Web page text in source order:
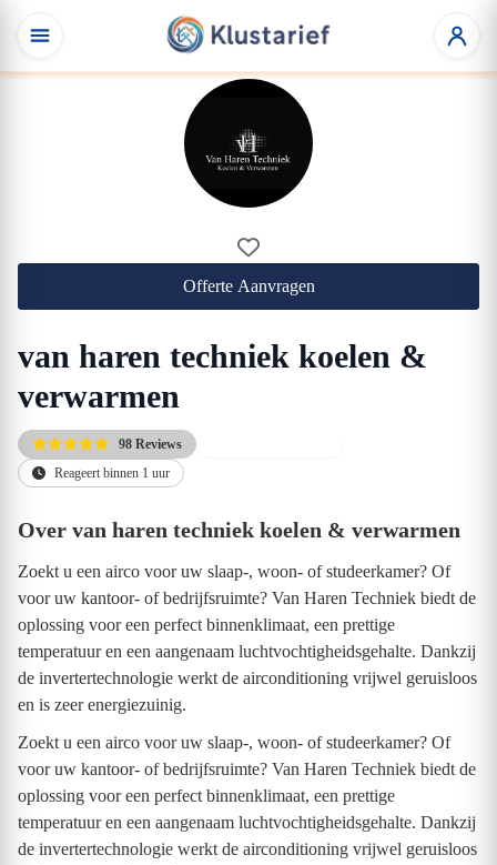
Offerte Aanvragen
van haren techniek koelen &
verwarmen
98 Reviews
Reageert binnen 1 uur
Over van haren techniek koelen & verwarmen
Zoekt u een airco voor uw slaap-, woon- of studeerkamer? Of
voor uw kantoor- of bedrijfsruimte? Van Haren Techniek biedt de
oplossing voor een perfect binnenklimaat, een prettige
temperatuur en een aangenaam luchtvochtigheidsgehalte. Dankzij
de invertertechnologie werkt de airconditioning vrijwel geruisloos
en is zeer energiezuinig.
Zoekt u een airco voor uw slaap-, woon- of studeerkamer? Of
voor uw kantoor- of bedrijfsruimte? Van Haren Techniek biedt de
oplossing voor een perfect binnenklimaat, een prettige
temperatuur en een aangenaam luchtvochtigheidsgehalte. Dankzij
de invertertechnologie werkt de airconditioning vrijwel geruisloos